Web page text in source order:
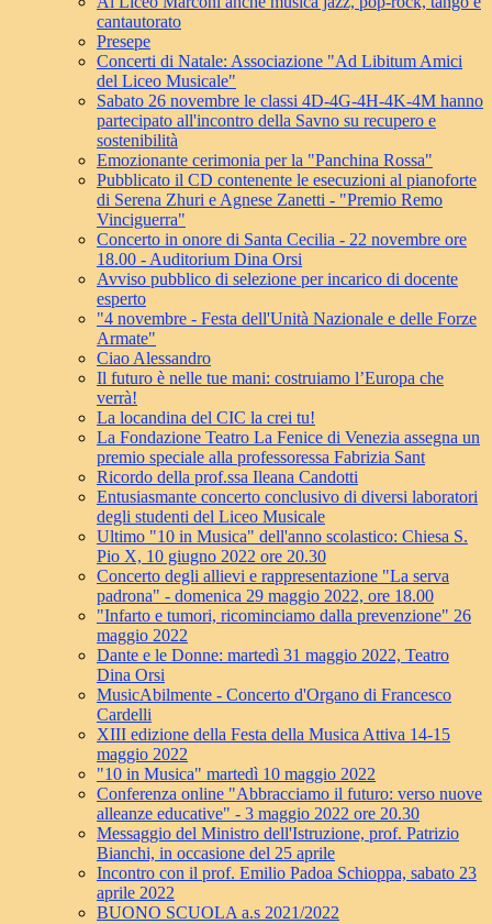
cantautorato
Presepe
Concerti di Natale: Associazione "Ad Libitum Amici
del Liceo Musicale"
Sabato 26 novembre le classi 4D-4G-4H-4K-4M hanno
partecipato all'incontro della Savno su recupero e
sostenibilità
Emozionante cerimonia per la "Panchina Rossa"
Pubblicato il CD contenente le esecuzioni al pianoforte
di Serena Zhuri e Agnese Zanetti - "Premio Remo
Vinciguerra"
Concerto in onore di Santa Cecilia - 22 novembre ore
18.00 - Auditorium Dina Orsi
Avviso pubblico di selezione per incarico di docente
esperto
"4 novembre - Festa dell'Unità Nazionale e delle Forze
Armate"
Ciao Alessandro
Il futuro è nelle tue mani: costruiamo l’Europa che
verrà!
La locandina del CIC la crei tu!
La Fondazione Teatro La Fenice di Venezia assegna un
premio speciale alla professoressa Fabrizia Sant
Ricordo della prof.ssa Ileana Candotti
Entusiasmante concerto conclusivo di diversi laboratori
degli studenti del Liceo Musicale
Ultimo "10 in Musica" dell'anno scolastico: Chiesa S.
Pio X, 10 giugno 2022 ore 20.30
Concerto degli allievi e rappresentazione "La serva
padrona" - domenica 29 maggio 2022, ore 18.00
"Infarto e tumori, ricominciamo dalla prevenzione" 26
maggio 2022
Dante e le Donne: martedì 31 maggio 2022, Teatro
Dina Orsi
MusicAbilmente - Concerto d'Organo di Francesco
Cardelli
XIII edizione della Festa della Musica Attiva 14-15
maggio 2022
"10 in Musica" martedì 10 maggio 2022
Conferenza online "Abbracciamo il futuro: verso nuove
alleanze educative" - 3 maggio 2022 ore 20.30
Messaggio del Ministro dell'Istruzione, prof. Patrizio
Bianchi, in occasione del 25 aprile
Incontro con il prof. Emilio Padoa Schioppa, sabato 23
aprile 2022
BUONO SCUOLA a.s 2021/2022